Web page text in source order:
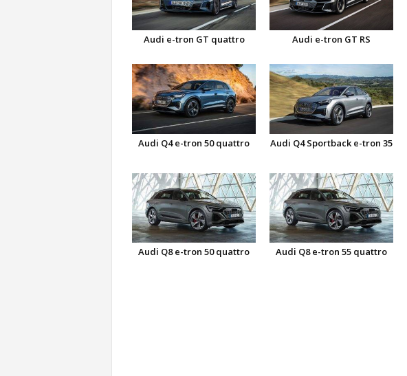
Audi e-tron GT quattro Audi e-tron GT RS
Audi Q4 e-tron 50 quattro Audi Q4 Sportback e-tron 35
Audi Q8 e-tron 50 quattro Audi Q8 e-tron 55 quattro